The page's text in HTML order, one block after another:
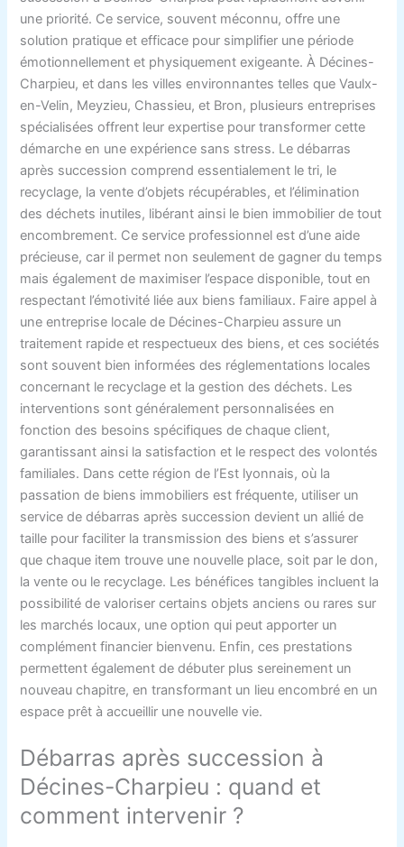
une priorité. Ce service, souvent méconnu, offre une
solution pratique et efficace pour simplifier une période
émotionnellement et physiquement exigeante. À Décines-
Charpieu, et dans les villes environnantes telles que Vaulx-
en-Velin, Meyzieu, Chassieu, et Bron, plusieurs entreprises
spécialisées offrent leur expertise pour transformer cette
démarche en une expérience sans stress. Le débarras
après succession comprend essentialement le tri, le
recyclage, la vente d’objets récupérables, et l’élimination
des déchets inutiles, libérant ainsi le bien immobilier de tout
encombrement. Ce service professionnel est d’une aide
précieuse, car il permet non seulement de gagner du temps
mais également de maximiser l’espace disponible, tout en
respectant l’émotivité liée aux biens familiaux. Faire appel à
une entreprise locale de Décines-Charpieu assure un
traitement rapide et respectueux des biens, et ces sociétés
sont souvent bien informées des réglementations locales
concernant le recyclage et la gestion des déchets. Les
interventions sont généralement personnalisées en
fonction des besoins spécifiques de chaque client,
garantissant ainsi la satisfaction et le respect des volontés
familiales. Dans cette région de l’Est lyonnais, où la
passation de biens immobiliers est fréquente, utiliser un
service de débarras après succession devient un allié de
taille pour faciliter la transmission des biens et s’assurer
que chaque item trouve une nouvelle place, soit par le don,
la vente ou le recyclage. Les bénéfices tangibles incluent la
possibilité de valoriser certains objets anciens ou rares sur
les marchés locaux, une option qui peut apporter un
complément financier bienvenu. Enfin, ces prestations
permettent également de débuter plus sereinement un
nouveau chapitre, en transformant un lieu encombré en un
espace prêt à accueillir une nouvelle vie.
Débarras après succession à
Décines-Charpieu : quand et
comment intervenir ?